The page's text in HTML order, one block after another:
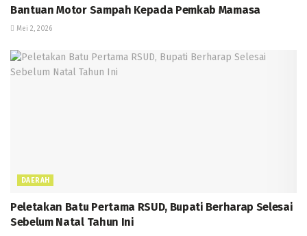
Bantuan Motor Sampah Kepada Pemkab Mamasa
Mei 2, 2026
DAERAH
Peletakan Batu Pertama RSUD, Bupati Berharap Selesai
Sebelum Natal Tahun Ini